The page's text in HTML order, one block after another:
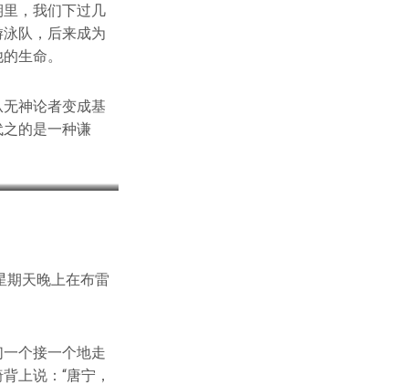
，我们下过几
队，后来成为
生命。
神论者变成基
的是一种谦
期天晚上在布雷
个接一个地走
上说：“唐宁，